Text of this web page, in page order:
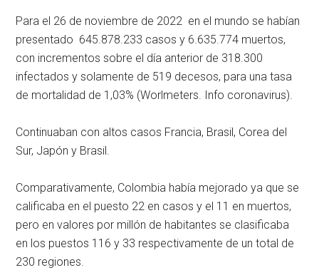
Para el 26 de noviembre de 2022 en el mundo se habían
presentado 645.878.233 casos y 6.635.774 muertos,
con incrementos sobre el día anterior de 318.300
infectados y solamente de 519 decesos, para una tasa
de mortalidad de 1,03% (Worlmeters. Info coronavirus).
Continuaban con altos casos Francia, Brasil, Corea del
Sur, Japón y Brasil.
Comparativamente, Colombia había mejorado ya que se
calificaba en el puesto 22 en casos y el 11 en muertos,
pero en valores por millón de habitantes se clasificaba
en los puestos 116 y 33 respectivamente de un total de
230 regiones.